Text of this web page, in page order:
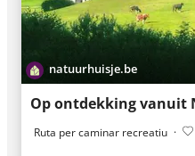
natuurhuisje.be
Ruta per caminar recreatiu ·